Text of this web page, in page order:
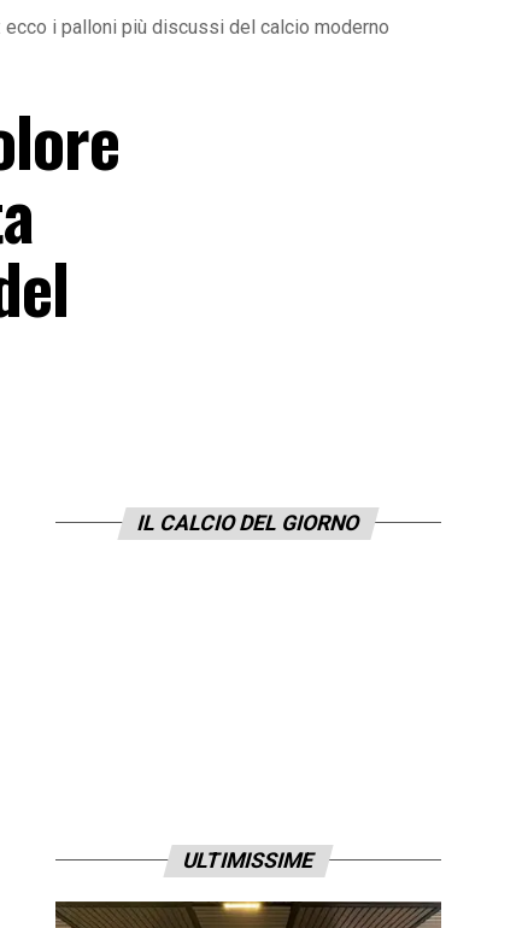
i palloni più discussi del calcio moderno
IL CALCIO DEL GIORNO
ULTIMISSIME